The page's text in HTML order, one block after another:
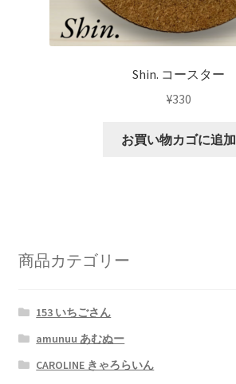
Shin. コースター
¥330
お買い物カゴに追加
商品カテゴリー
153 いちごさん
amunuu あむぬー
CAROLINE きゃろらいん